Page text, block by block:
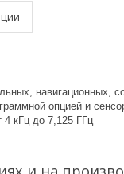
навигационных,
опцией и
4 кГц до 7,125 ГГц